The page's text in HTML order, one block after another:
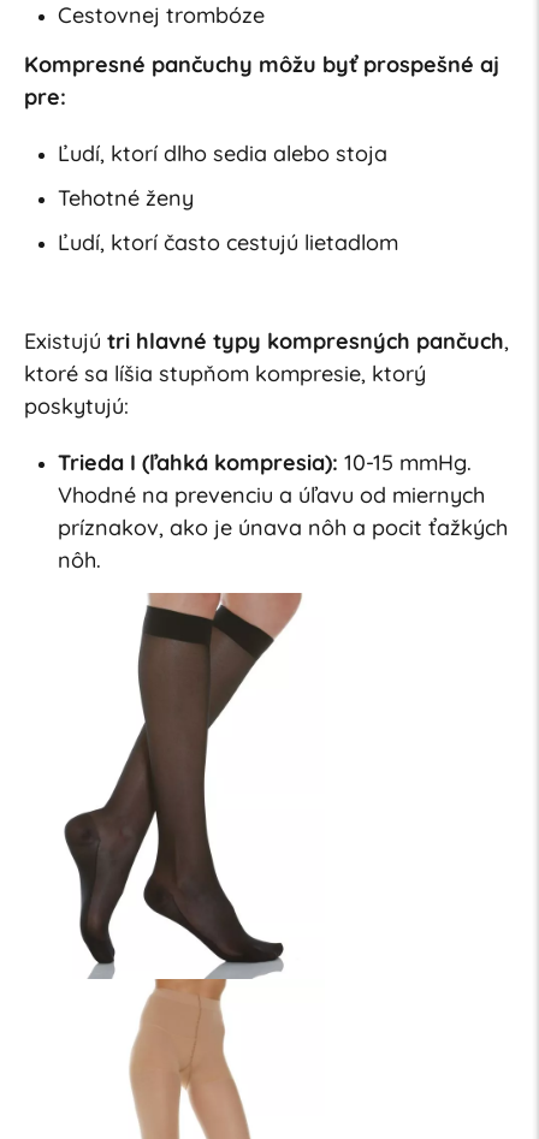
Cestovnej trombóze
Kompresné pančuchy môžu byť prospešné aj
pre:
Ľudí, ktorí dlho sedia alebo stoja
Tehotné ženy
Ľudí, ktorí často cestujú lietadlom
Existujú tri hlavné typy kompresných pančuch,
ktoré sa líšia stupňom kompresie, ktorý
poskytujú:
Trieda I (ľahká kompresia): 10-15 mmHg.
Vhodné na prevenciu a úľavu od miernych
príznakov, ako je únava nôh a pocit ťažkých
nôh.